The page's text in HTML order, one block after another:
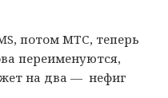
потом МТС, теперь
переименуются,
на два — нефиг